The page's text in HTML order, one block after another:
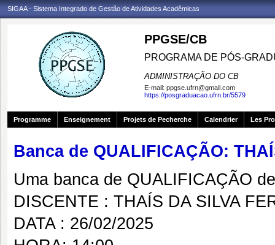
SIGAA - Sistema Integrado de Gestão de Atividades Acadêmicas
PPGSE/CB
PROGRAMA DE PÓS-
ADMINISTRAÇÃO DO CB
E-mail: ppgse.ufrn@gmail.com
https://posgraduacao.ufrn.br/5579
Programme Enseignement Projets de Pecherche Calendrier Les
Banca de QUALIFICAÇÃO:
Uma banca de QUALIFICAÇÃO
DISCENTE : THAÍS DA SILVA
DATA : 26/02/2025